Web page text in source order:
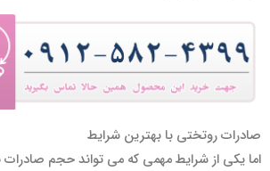
صادرات روتختی با بهترین شرایط
اما یکی از شرایط مهمی که می تواند حجم